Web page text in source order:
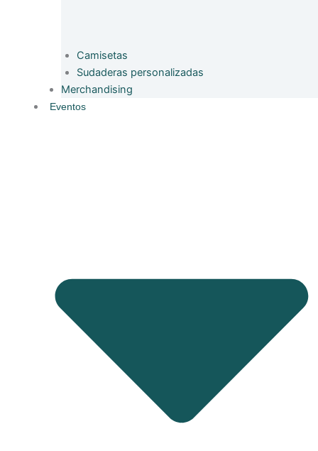
Camisetas
Sudaderas personalizadas
Merchandising
Eventos